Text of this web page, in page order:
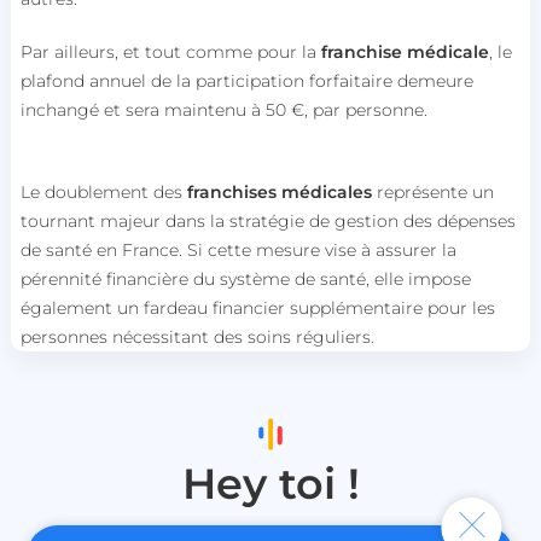
Par ailleurs, et tout comme pour la franchise médicale, le
plafond annuel de la participation forfaitaire demeure
inchangé et sera maintenu à 50 €, par personne.
Le doublement des franchises médicalesreprésente un
tournant majeur dans la stratégie de gestion des dépenses
de santé en France. Si cette mesure vise à assurer la
pérennité financière du système de santé, elle impose
également un fardeau financier supplémentaire pour les
personnes nécessitant des soins réguliers.
Hey toi !
Non classifiés
Les cookies strictement nécessaires habilitent des
fonctionnalités de base du site Web telles que la
connexion des utilisateurs et la gestion des
nécessaires.
Nom
Fournisseur / Domaine
session_uuid
beta-front.heyme.care
accounts.livechat.com